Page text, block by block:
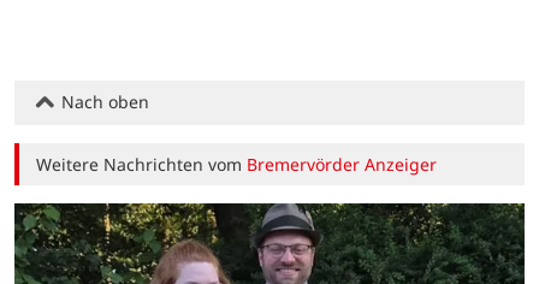
Nach oben
Weitere Nachrichten vom Bremervörder Anzeiger